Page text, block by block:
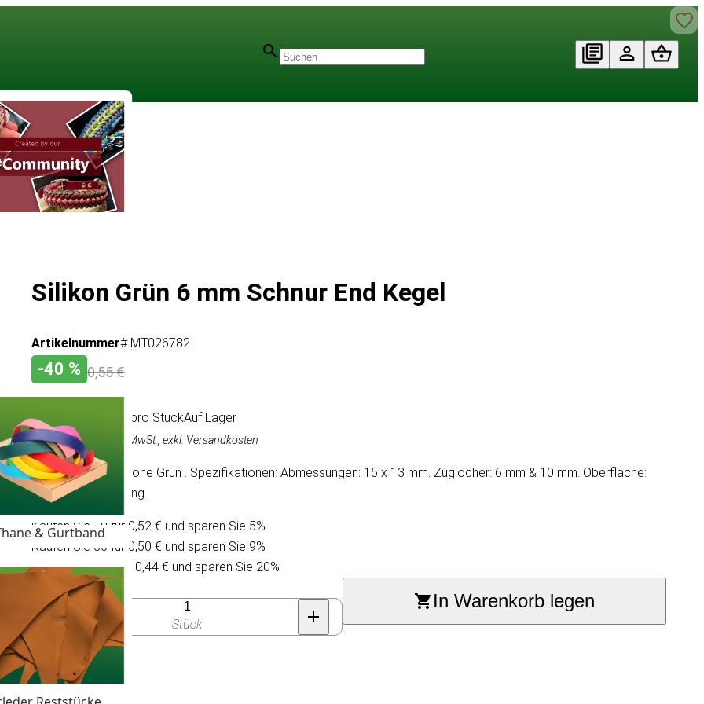
& Gurtband
Silikon Grün 6 mm Schnur End Kegel
Artikelnummer# MT026782
-40 % 0,55 €
0,33 € / pro StückAuf Lager
0,33 €(Stück), Inkl. MwSt., exkl. Versandkosten
Silicon Cord End Cone Grün . Spezifikationen: Abmessungen: 15 x 13 mm. Zuglöcher: 6 mm & 10 mm. Oberfläche:
Silikon-Beschichtung.
Kaufen Sie 10 für 0,52 € und sparen Sie 5%
Kaufen Sie 50 für 0,50 € und sparen Sie 9%
Kaufen Sie 100 für 0,44 € und sparen Sie 20%
Stück
In Warenkorb legen